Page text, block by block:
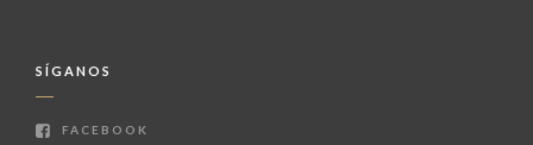
SÍGANOS
FACEBOOK